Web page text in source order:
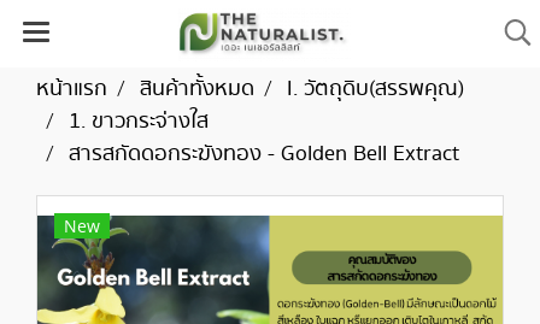
หน้าแรก สินค้าทั้งหมด
I. วัตถุดิบ(สรรพคุณ)
1. ขาวกระจ่างใส
สารสกัดดอกระฆังทอง - Golden Bell Extract
New